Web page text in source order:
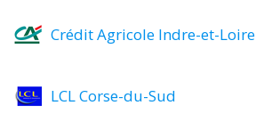
Crédit Agricole Indre-et-Loire
LCL Corse-du-Sud